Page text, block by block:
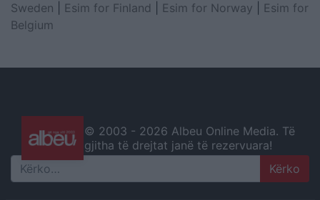
Sweden
Esim for Finland Esim for Norway
Esim for
Belgium
© 2003 - 2026 Albeu Online Media. Të
gjitha të drejtat janë të rezervuara!
Search